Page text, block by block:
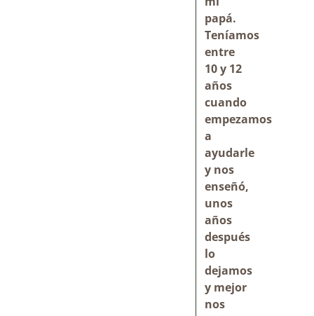
papá.
Teníamos
entre
10 y 12
años
cuando
empezamos
a
ayudarle
y nos
enseñó,
unos
años
después
lo
dejamos
y mejor
nos